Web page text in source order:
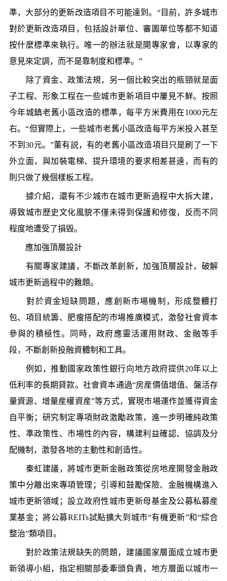
準，大部分的更新改造項目不可能達到。“目前，許多城市
對於更新改造項目，包括設計單位、審圖單位等都不知道
按什麼標準來執行。唯一的辦法就是開專家會，以專家的
意見來定調，而不是靠制度和標準。”
除了資金、政策法規，另一個比較突出的瓶頸就是面
子工程、形象工程在一些城市更新項目中屢見不鮮。按照
今年城鎮老舊小區改造的標準，每平方米費用在1000元左
右。“但實際上，一些城市老舊小區改造每平方米投入甚至
不到30元。”董有説，有的老舊小區改造項目只是刷了一下
外立面，與加裝電梯、提升環境的要求相差甚遠，而有的
則只做了幾個樣板工程。
據介紹，還有不少城市在城市更新過程中大拆大建，
導致城市歷史文化風貌不僅未得到保護和修復，反而不同
程度地遭受了損毀。
應加強頂層設計
有關專家建議，不斷改革創新，加強頂層設計，破解
城市更新過程中的難題。
對於資金短缺問題，應創新市場機制，形成整體打
包、項目統籌、肥瘦搭配的市場推廣模式，激發社會資本
參與的積極性。同時，政府應靈活運用財政、金融等手
段，不斷創新投融資體制和工具。
例如，推動國家政策性銀行向地方政府提供20年以上
低利率的長期貸款。社會資本通過“房産價值增值、盤活存
量資源、增量産權資産”等方式，實現市場運作並獲得資金
自平衡；研究制定專項財政激勵政策，進一步明確純政策
性、準政策性、市場性的內容，構建利益確認、協調及分
配機制，激發各地的主動性和創造性。
秦虹建議，將城市更新金融政策從房地産開發金融政
策中分離出來專項管理；引導和鼓勵保險、金融機構進入
城市更新領域；設立政府性城市更新母基金及公募私募産
業基金；將公募REITs試點擴大到城市“有機更新”和“綜合
整治”類項目。
對於政策法規缺失的問題，建議國家層面成立城市更
新領導小組，指定相關部委牽頭負責，地方層面以城市一